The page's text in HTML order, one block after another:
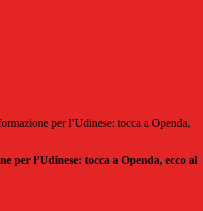
per l’Udinese: tocca a Openda,
per l’Udinese: tocca a Openda, ecco al